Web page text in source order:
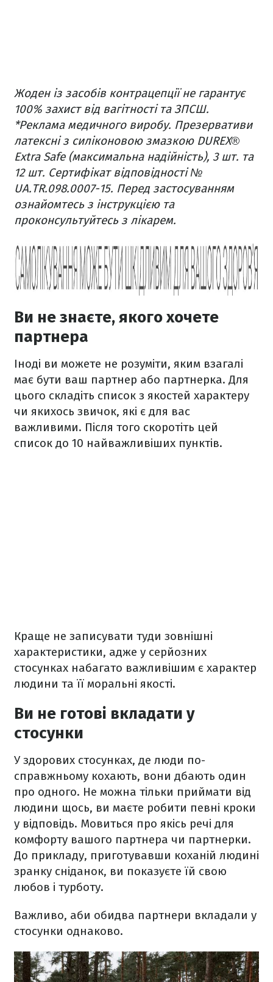
Жоден із засобів контрацепції не гарантує
100% захист від вагітності та ЗПСШ.
*Реклама медичного виробу. Презервативи
латексні з силіконовою змазкою DUREX®
Extra Safe (максимальна надійність), 3 шт. та
12 шт. Сертифікат відповідності №
UA.TR.098.0007-15. Перед застосуванням
ознайомтесь з інструкцією та
проконсультуйтесь з лікарем.
Ви не знаєте, якого хочете
партнера
Іноді ви можете не розуміти, яким взагалі
має бути ваш партнер або партнерка. Для
цього складіть список з якостей характеру
чи якихось звичок, які є для вас
важливими. Після того скоротіть цей
список до 10 найважливіших пунктів.
Краще не записувати туди зовнішні
характеристики, адже у серйозних
стосунках набагато важливішим є характер
людини та її моральні якості.
Ви не готові вкладати у
стосунки
У здорових стосунках, де люди по-
справжньому кохають, вони дбають один
про одного. Не можна тільки приймати від
людини щось, ви маєте робити певні кроки
у відповідь. Мовиться про якісь речі для
комфорту вашого партнера чи партнерки.
До прикладу, приготувавши коханій людині
зранку сніданок, ви показуєте їй свою
любов і турботу.
Важливо, аби обидва партнери вкладали у
стосунки однаково.